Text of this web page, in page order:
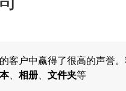
客户中赢得了很高的声誉
、 相册、 文件夹等